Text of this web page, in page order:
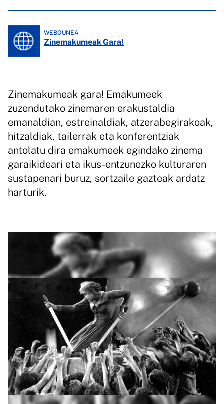
WEBGUNEA
Zinemakumeak Gara!
Zinemakumeak gara! Emakumeek
zuzendutako zinemaren erakustaldia
emanaldian, estreinaldiak, atzerabegirakoak,
hitzaldiak, tailerrak eta konferentziak
antolatu dira emakumeek egindako zinema
garaikideari eta ikus-entzunezko kulturaren
sustapenari buruz, sortzaile gazteak ardatz
harturik.